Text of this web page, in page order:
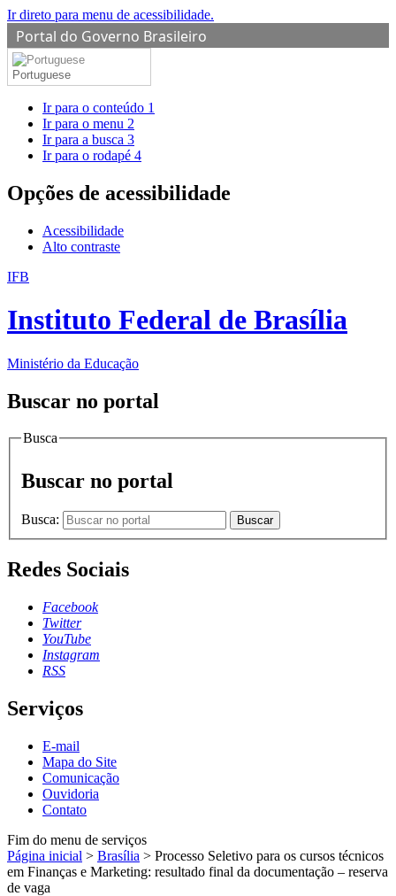
Ir direto para menu de acessibilidade.
Portal do Governo Brasileiro
Portuguese
Ir para o conteúdo 1
Ir para o menu 2
Ir para a busca 3
Ir para o rodapé 4
Opções de acessibilidade
Acessibilidade
Alto contraste
IFB
Instituto Federal de Brasília
Ministério da Educação
Buscar no portal
Busca
Buscar no portal
Busca: Buscar
Redes Sociais
Facebook
Twitter
YouTube
Instagram
RSS
Serviços
E-mail
Mapa do Site
Comunicação
Ouvidoria
Contato
Fim do menu de serviços
Página inicial > Brasília > Processo Seletivo para os cursos técnicos
em Finanças e Marketing: resultado final da documentação – reserva
de vaga